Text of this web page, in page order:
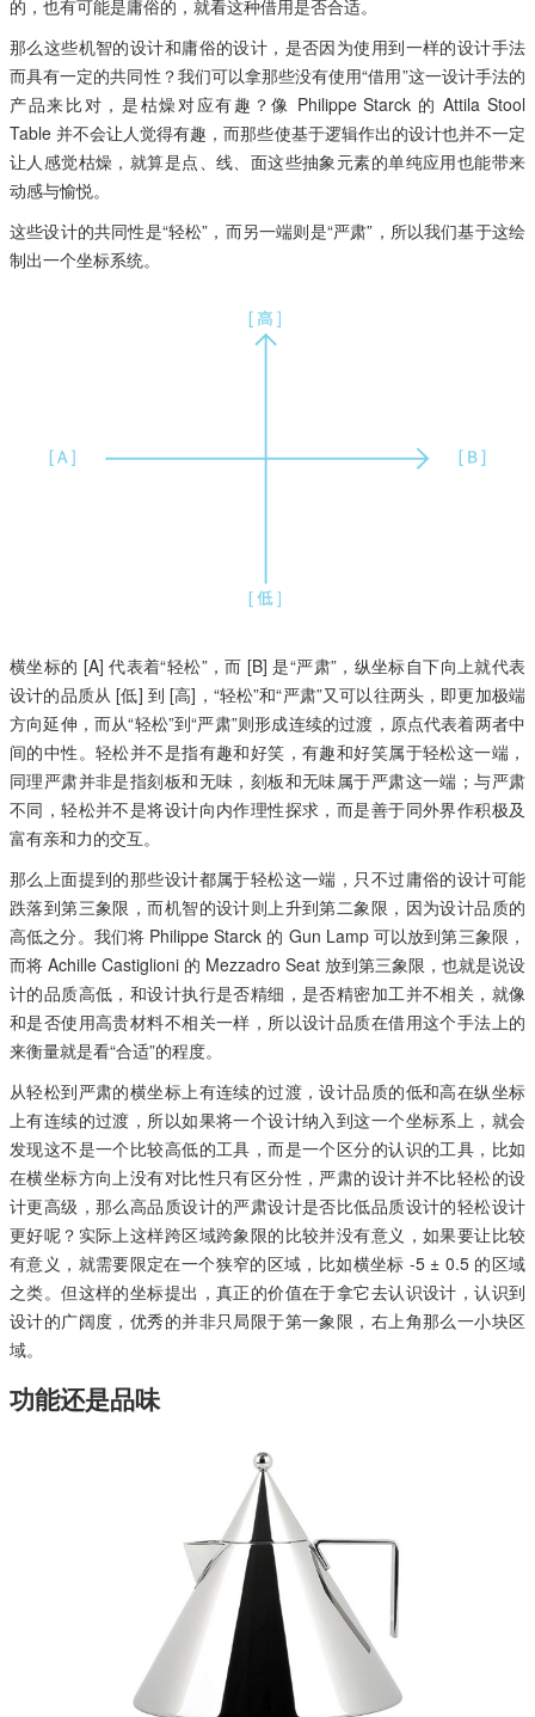
的，也有可能是庸俗的，就看这种借用是否合适。
那么这些机智的设计和庸俗的设计，是否因为使用到一样的设计手法
而具有一定的共同性？我们可以拿那些没有使用“借用”这一设计手法的
产品来比对，是枯燥对应有趣？像 Philippe Starck 的 Attila Stool
Table 并不会让人觉得有趣，而那些使基于逻辑作出的设计也并不一定
让人感觉枯燥，就算是点、线、面这些抽象元素的单纯应用也能带来
动感与愉悦。
这些设计的共同性是“轻松”，而另一端则是“严肃”，所以我们基于这绘
制出一个坐标系统。
横坐标的 [A] 代表着“轻松”，而 [B] 是“严肃”，纵坐标自下向上就代表
设计的品质从 [低] 到 [高]，“轻松”和“严肃”又可以往两头，即更加极端
方向延伸，而从“轻松”到“严肃”则形成连续的过渡，原点代表着两者中
间的中性。轻松并不是指有趣和好笑，有趣和好笑属于轻松这一端，
同理严肃并非是指刻板和无味，刻板和无味属于严肃这一端；与严肃
不同，轻松并不是将设计向内作理性探求，而是善于同外界作积极及
富有亲和力的交互。
那么上面提到的那些设计都属于轻松这一端，只不过庸俗的设计可能
跌落到第三象限，而机智的设计则上升到第二象限，因为设计品质的
高低之分。我们将 Philippe Starck 的 Gun Lamp 可以放到第三象限，
而将 Achille Castiglioni 的 Mezzadro Seat 放到第三象限，也就是说设
计的品质高低，和设计执行是否精细，是否精密加工并不相关，就像
和是否使用高贵材料不相关一样，所以设计品质在借用这个手法上的
来衡量就是看“合适”的程度。
从轻松到严肃的横坐标上有连续的过渡，设计品质的低和高在纵坐标
上有连续的过渡，所以如果将一个设计纳入到这一个坐标系上，就会
发现这不是一个比较高低的工具，而是一个区分的认识的工具，比如
在横坐标方向上没有对比性只有区分性，严肃的设计并不比轻松的设
计更高级，那么高品质设计的严肃设计是否比低品质设计的轻松设计
更好呢？实际上这样跨区域跨象限的比较并没有意义，如果要让比较
有意义，就需要限定在一个狭窄的区域，比如横坐标 -5 ± 0.5 的区域
之类。但这样的坐标提出，真正的价值在于拿它去认识设计，认识到
设计的广阔度，优秀的并非只局限于第一象限，右上角那么一小块区
域。
功能还是品味